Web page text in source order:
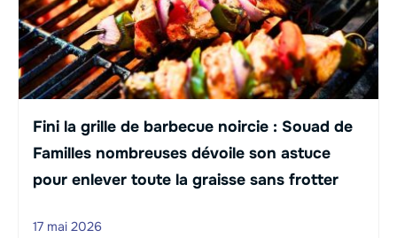
Fini la grille de barbecue noircie : Souad de
Familles nombreuses dévoile son astuce
pour enlever toute la graisse sans frotter
17 mai 2026